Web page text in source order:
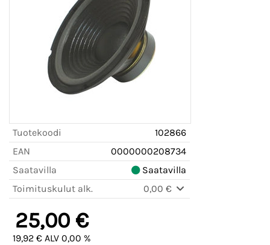
Tuotekoodi
102866
EAN
0000000208734
Saatavilla
Saatavilla
Toimituskulut alk.
0,00 €
25,00 €
19,92 € ALV 0,00 %